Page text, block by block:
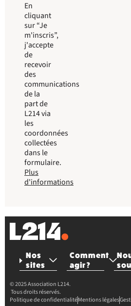
En
cliquant
sur “Je
m'inscris”,
j'accepte
de
recevoir
des
communications
de la
part de
L214 via
les
coordonnées
collectées
dans le
formulaire.
Plus
d'informations
Nos
sites
Comment
agir ?
© 2025 Association L214.
Tous droits réservés.
Politique de confidentialitéMentions légales